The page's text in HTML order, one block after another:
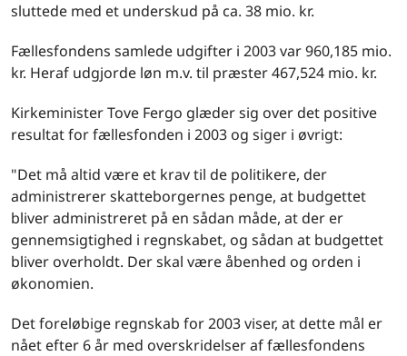
sluttede med et underskud på ca. 38 mio. kr.
Fællesfondens samlede udgifter i 2003 var 960,185 mio.
kr. Heraf udgjorde løn m.v. til præster 467,524 mio. kr.
Kirkeminister Tove Fergo glæder sig over det positive
resultat for fællesfonden i 2003 og siger i øvrigt:
"Det må altid være et krav til de politikere, der
administrerer skatteborgernes penge, at budgettet
bliver administreret på en sådan måde, at der er
gennemsigtighed i regnskabet, og sådan at budgettet
bliver overholdt. Der skal være åbenhed og orden i
økonomien.
Det foreløbige regnskab for 2003 viser, at dette mål er
nået efter 6 år med overskridelser af fællesfondens